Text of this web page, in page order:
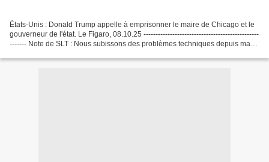
États-Unis : Donald Trump appelle à emprisonner le maire de Chicago et le
gouverneur de l'état. Le Figaro, 08.10.25 ------------------------------------------------
------- Note de SLT : Nous subissons des problèmes techniques depuis mars